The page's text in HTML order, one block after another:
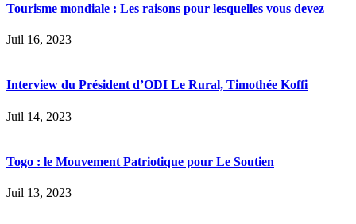
Tourisme mondiale : Les raisons pour lesquelles vous devez
Juil 16, 2023
Interview du Président d’ODI Le Rural, Timothée Koffi
Juil 14, 2023
Togo : le Mouvement Patriotique pour Le Soutien
Juil 13, 2023